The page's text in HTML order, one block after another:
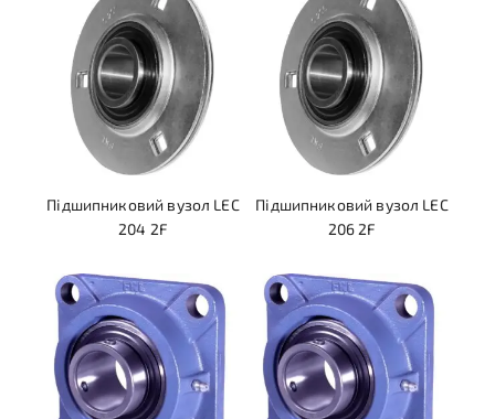
Підшипниковий вузол LEC
204 2F
Підшипниковий вузол LEC
206 2F